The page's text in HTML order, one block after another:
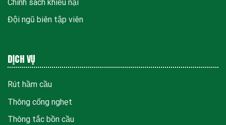
Chính sách khiếu nại
Đội ngũ biên tập viên
DỊCH VỤ
Rút hầm cầu
Thông cống nghẹt
Thông tắc bồn cầu